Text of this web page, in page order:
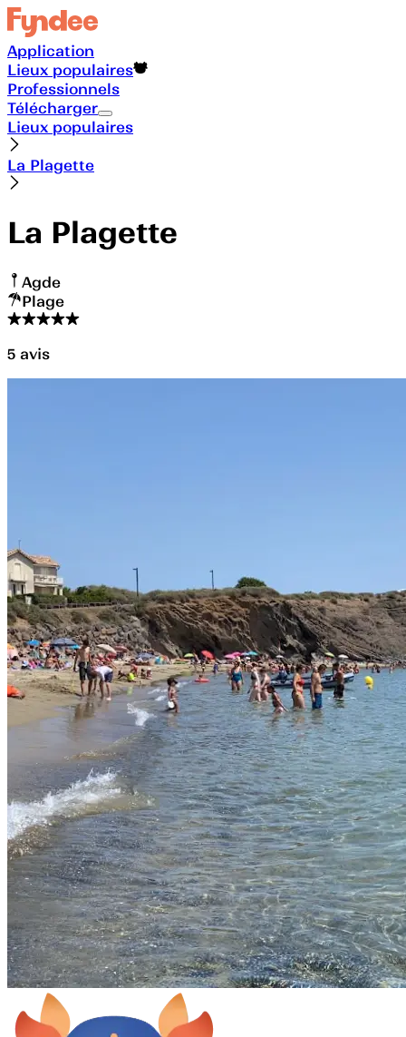
Application
Lieux populaires
Professionnels
Télécharger
Lieux populaires
La Plagette
La Plagette
Agde
Plage
5 avis